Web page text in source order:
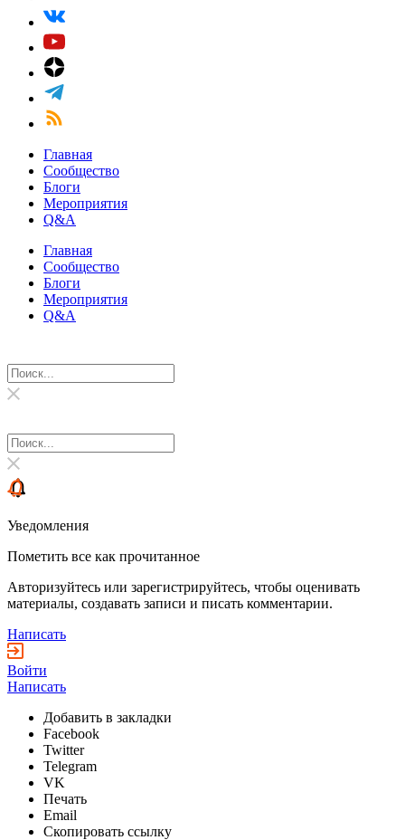
Главная
Сообщество
Блоги
Мероприятия
Q&A
Главная
Сообщество
Блоги
Мероприятия
Q&A
Уведомления
Пометить все как прочитанное
Авторизуйтесь или зарегистрируйтесь, чтобы оценивать
материалы, создавать записи и писать комментарии.
Написать
Войти
Написать
Добавить в закладки
Facebook
Twitter
Telegram
VK
Печать
Email
Скопировать ссылку